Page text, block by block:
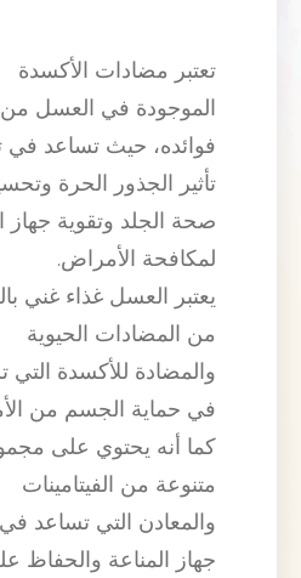
تعتبر مضادات الأكسدة
الموجودة في العسل
فوائده، حيث تساعد في
تأثير الجذور الحرة
صحة الجلد وتقوية جهاز
لمكافحة الأمراض.
يعتبر العسل غذاء غني
من المضادات الحيوية
والمضادة للأكسدة التي
في حماية الجسم من
كما أنه يحتوي على
متنوعة من الفيتامينات
والمعادن التي تساعد
جهاز المناعة والحفاظ